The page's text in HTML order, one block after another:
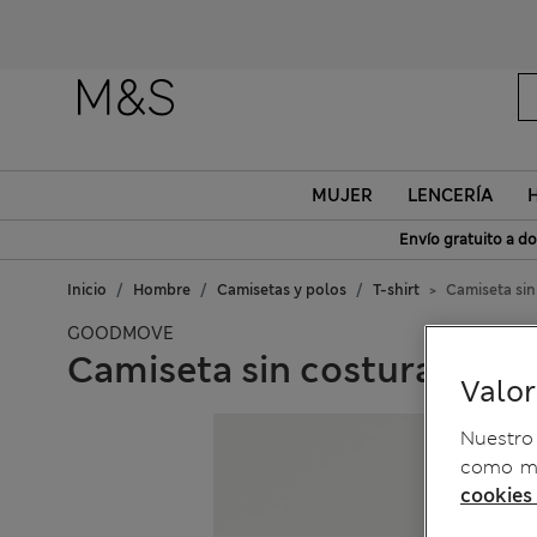
MUJER LENCERÍA
Envío gratuito a
Inicio Hombre Camisetas y polos T-shirt Camiseta
GOODMOVE
Camiseta sin costuras
como